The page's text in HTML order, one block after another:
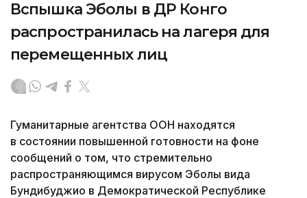
Вспышка Эболы в ДР Конго
распространилась на лагеря для
перемещенных лиц
Гуманитарные агентства ООН находятся
в состоянии повышенной готовности на фоне
сообщений о том, что стремительно
распространяющимся вирусом Эболы вида
Бундибуджио в Демократической Республике